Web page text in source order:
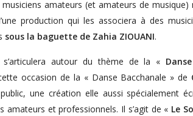
amateurs (et amateurs de
production qui les associera à des
sous la baguette de Zahia ZIOUANI.
autour du thème de la « Danse
occasion de la « Danse Bacchanale » de
une création elle aussi spécialement
amateurs et professionnels. Il s’agit de « Le